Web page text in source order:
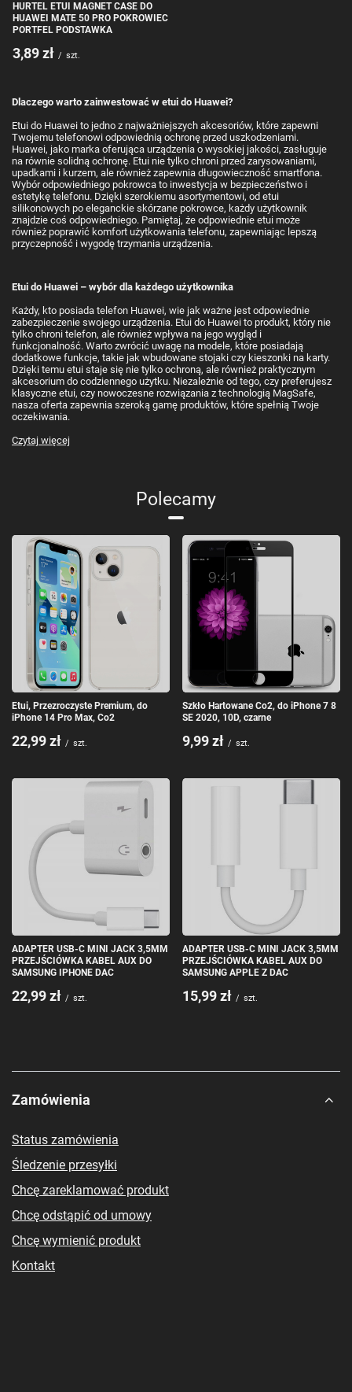
HURTEL ETUI MAGNET CASE DO
HUAWEI MATE 50 PRO POKROWIEC
PORTFEL PODSTAWKA
3,89 zł / szt.
Dlaczego warto zainwestować w etui do Huawei?
Etui do Huawei to jedno z najważniejszych akcesoriów, które zapewni
Twojemu telefonowi odpowiednią ochronę przed uszkodzeniami.
Huawei, jako marka oferująca urządzenia o wysokiej jakości, zasługuje
na równie solidną ochronę. Etui nie tylko chroni przed zarysowaniami,
upadkami i kurzem, ale również zapewnia długowieczność smartfona.
Wybór odpowiedniego pokrowca to inwestycja w bezpieczeństwo i
estetykę telefonu. Dzięki szerokiemu asortymentowi, od etui
silikonowych po eleganckie skórzane pokrowce, każdy użytkownik
znajdzie coś odpowiedniego. Pamiętaj, że odpowiednie etui może
również poprawić komfort użytkowania telefonu, zapewniając lepszą
przyczepność i wygodę trzymania urządzenia.
Etui do Huawei – wybór dla każdego użytkownika
Każdy, kto posiada telefon Huawei, wie jak ważne jest odpowiednie
zabezpieczenie swojego urządzenia. Etui do Huawei to produkt, który nie
tylko chroni telefon, ale również wpływa na jego wygląd i
funkcjonalność. Warto zwrócić uwagę na modele, które posiadają
dodatkowe funkcje, takie jak wbudowane stojaki czy kieszonki na karty.
Dzięki temu etui staje się nie tylko ochroną, ale również praktycznym
akcesorium do codziennego użytku. Niezależnie od tego, czy preferujesz
klasyczne etui, czy nowoczesne rozwiązania z technologią MagSafe,
nasza oferta zapewnia szeroką gamę produktów, które spełnią Twoje
oczekiwania.
Czytaj więcej
Polecamy
Etui, Przezroczyste Premium, do
iPhone 14 Pro Max, Co2
22,99 zł / szt.
Szkło Hartowane Co2, do iPhone 7 8
SE 2020, 10D, czarne
9,99 zł / szt.
ADAPTER USB-C MINI JACK 3,5MM
PRZEJŚCIÓWKA KABEL AUX DO
SAMSUNG IPHONE DAC
22,99 zł / szt.
ADAPTER USB-C MINI JACK 3,5MM
PRZEJŚCIÓWKA KABEL AUX DO
SAMSUNG APPLE Z DAC
15,99 zł / szt.
Zamówienia
Status zamówienia
Śledzenie przesyłki
Chcę zareklamować produkt
Chcę odstąpić od umowy
Chcę wymienić produkt
Kontakt